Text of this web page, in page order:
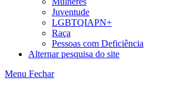
Juventude
LGBTQIAPN+
Raça
Pessoas com Deficiência
Alternar pesquisa do site
Menu Fechar